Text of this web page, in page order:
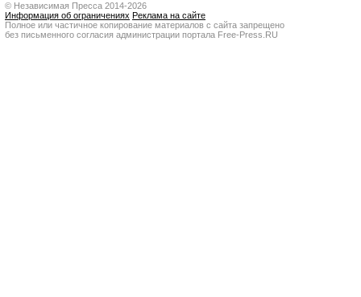
© Независимая Пресса 2014-2026
Информация об ограничениях Реклама на сайте
Полное или частичное копирование материалов с сайта запрещено
без письменного согласия администрации портала Free-Press.RU